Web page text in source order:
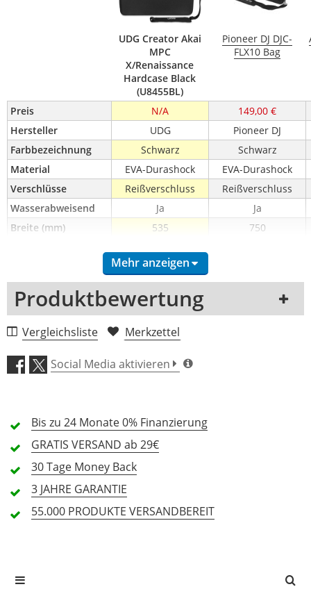
UDG Creator Akai
MPC
X/Renaissance
Hardcase Black
(U8455BL)
Pioneer DJ DJC-
FLX10 Bag
Preis N/A
149,00 €
Hersteller
UDG
Pioneer DJ
Farbbezeichnung
Schwarz
Schwarz
Material
EVA-Durashock
EVA-Durashock
Verschlüsse
Reißverschluss
Reißverschluss
Wasserabweisend
Ja
Ja
Breite (mm)
535
750
146,5
Breite innen (mm)
-
720
Höhe innen (mm)
-
Tiefe innen (mm)
Gewicht (kg)
1,72
Rucksack
Nein
Rollen
Nein
Mehr anzeigen
Produktbewertung
1 Rezension
5 Sterne
4 Sterne
2 Sterne
1 Sterne
Alle Sprachen
Vergleichsliste Merkzettel
Social Media aktivieren
Bis zu 24 Monate0% Finanzierung
GRATIS VERSAND ab 29€
30 Tage Money Back
3 JAHRE GARANTIE
55.000 PRODUKTE VERSANDBEREIT